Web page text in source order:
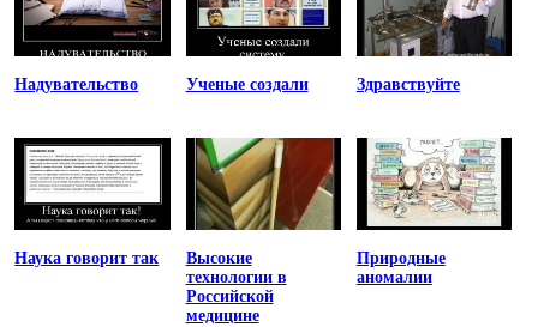
Надувательство Ученые создали Здравствуйте
Наука говорит так
Высокие
технологии в
Российской
медицине
Природные
аномалии